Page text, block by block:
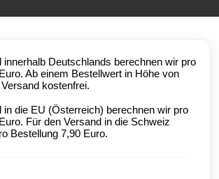
innerhalb Deutschlands berechnen wir pro
Ab einem Bestellwert in Höhe von
kostenfrei.
in die EU (Österreich) berechnen wir pro
Für den Versand in die Schweiz
Bestellung 7,90 Euro.